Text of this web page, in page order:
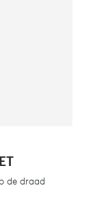
de draad